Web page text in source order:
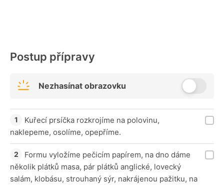
Postup přípravy
Nezhasínat obrazovku
Kuřecí prsíčka rozkrojíme na polovinu,
naklepeme, osolíme, opepříme.
Formu vyložíme pečicím papírem, na dno dáme
několik plátků masa, pár plátků anglické, lovecký
salám, klobásu, strouhaný sýr, nakrájenou pažitku, na